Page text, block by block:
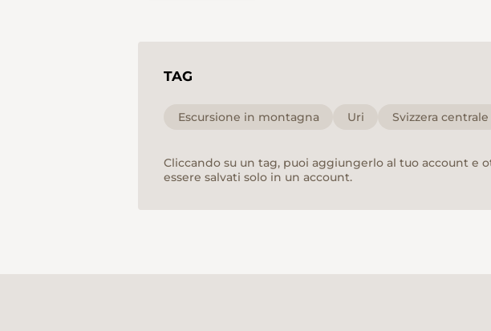
TAG
Escursione in montagna Uri Svizzera centrale
Cliccando su un tag, puoi aggiungerlo al tuo account e
essere salvati solo in un account.